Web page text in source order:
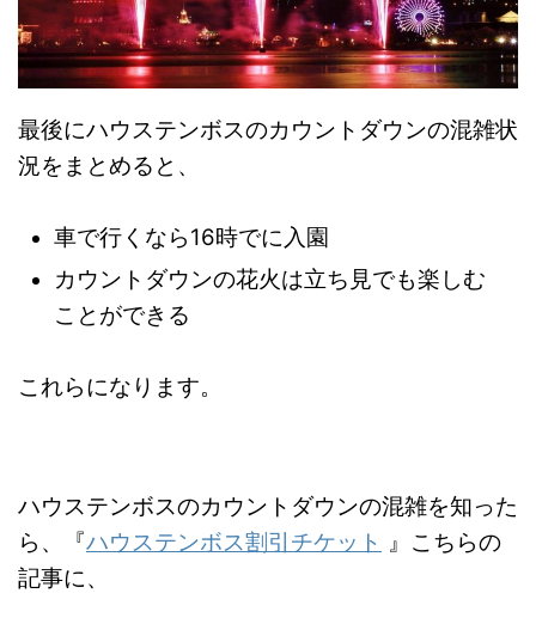
最後にハウステンボスのカウントダウンの混雑状
況をまとめると、
車で行くなら16時でに入園
カウントダウンの花火は立ち見でも楽しむ
ことができる
これらになります。
ハウステンボスのカウントダウンの混雑を知った
ら、『ハウステンボス割引チケット 』こちらの
記事に、